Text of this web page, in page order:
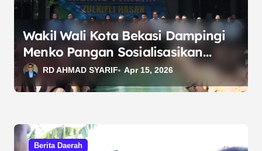
Wakil Wali Kota Bekasi Dampingi
Menko Pangan Sosialisasikan
Program MBG dan Tinjau Pasar
Murah
RD AHMAD SYARIF Apr 15, 2026
Berita Daerah